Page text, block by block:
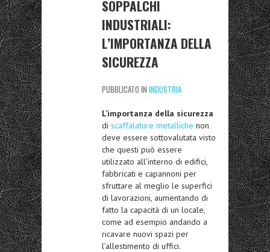
SOPPALCHI
INDUSTRIALI:
L’IMPORTANZA DELLA
SICUREZZA
PUBBLICATO IN INDUSTRIA
L’importanza della sicurezza
di scaffalature metalliche non
deve essere sottovalutata visto
che questi può essere
utilizzato all’interno di edifici,
fabbricati e capannoni per
sfruttare al meglio le superfici
di lavorazioni, aumentando di
fatto la capacità di un locale,
come ad esempio andando a
ricavare nuovi spazi per
l’allestimento di uffici.